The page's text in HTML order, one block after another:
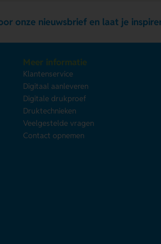
onze nieuwsbrief en laat je
Meer informatie
Klantenservice
Digitaal aanleveren
Digitale drukproef
Druktechnieken
Veelgestelde vragen
Contact opnemen